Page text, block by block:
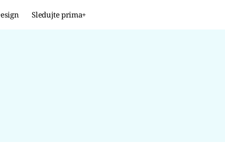
Sledujte prima+